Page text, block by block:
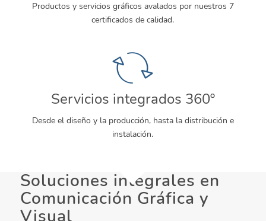
Productos y servicios gráficos avalados por nuestros 7
certificados de calidad.
Servicios integrados 360º
Desde el diseño y la producción, hasta la distribución e
instalación.
Soluciones integrales en
Comunicación Gráfica y
Visual